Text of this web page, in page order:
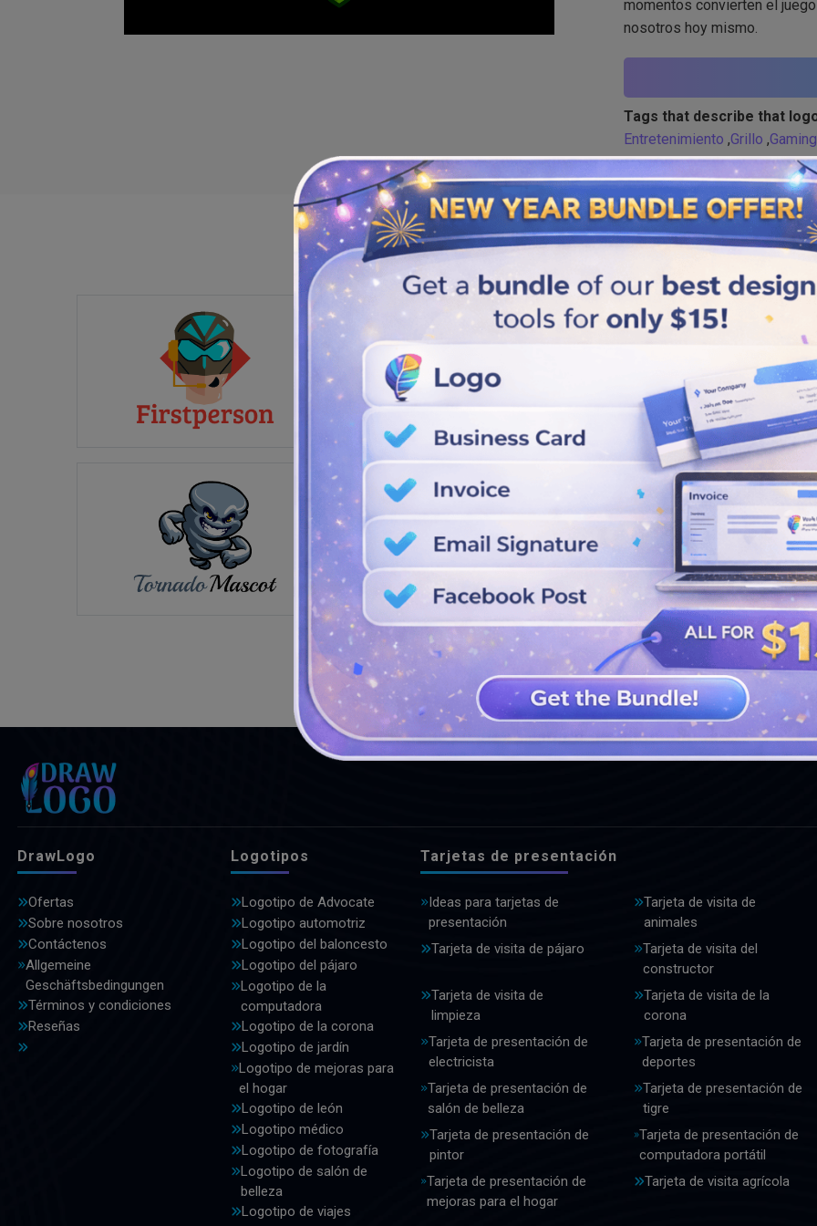
momentos convierten el
nosotros hoy mismo.
Tags that describe that
Entretenimiento ,Grillo ,Gaming
Similar logos
VER MÁS DISEÑOS
DrawLogo
Ofertas
Sobre nosotros
Contáctenos
Allgemeine
Geschäftsbedingungen
Términos y condiciones
Reseñas
Logotipos
Logotipo de Advocate
Logotipo automotriz
Logotipo del baloncesto
Logotipo del pájaro
Logotipo de la
computadora
Logotipo de la corona
Logotipo de jardín
Logotipo de mejoras para
el hogar
Logotipo de león
Logotipo médico
Logotipo de fotografía
Logotipo de salón de
belleza
Logotipo de viajes
Tarjetas de presentación
Ideas para tarjetas de
presentación
Tarjeta de visita de
animales
Tarjeta de visita de pájaro
Tarjeta de visita del
constructor
Tarjeta de visita de
limpieza
Tarjeta de visita de la
corona
Tarjeta de presentación de
electricista
Tarjeta de presentación de
deportes
Tarjeta de presentación de
salón de belleza
Tarjeta de presentación de
tigre
Tarjeta de presentación de
pintor
Tarjeta de presentación de
computadora portátil
Tarjeta de presentación de
mejoras para el hogar
Tarjeta de visita agrícola